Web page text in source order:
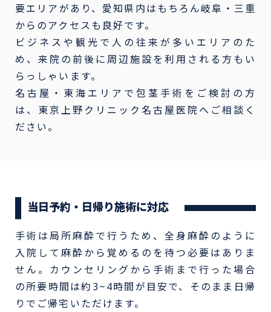
要エリアがあり、愛知県内はもちろん岐阜・三重
からのアクセスも良好です。
ビジネスや観光で人の往来が多いエリアのた
め、来院の前後に周辺施設を利用される方もい
らっしゃいます。
名古屋・東海エリアで包茎手術をご検討の方
は、東京上野クリニック名古屋医院へご相談く
ださい。
当日予約・日帰り施術に対応
手術は局所麻酔で行うため、全身麻酔のように
入院して麻酔から覚めるのを待つ必要はありま
せん。カウンセリングから手術まで行った場合
の所要時間は約3~4時間が目安で、そのまま日帰
りでご帰宅いただけます。